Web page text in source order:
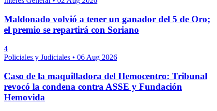
Maldonado volvió a tener un ganador del 5 de Oro;
el premio se repartirá con Soriano
4
Policiales y Judiciales • 06 Aug 2026
Caso de la maquilladora del Hemocentro: Tribunal
revocó la condena contra ASSE y Fundación
Hemovida